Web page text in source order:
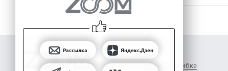
Сообщить об ошибке
Рассылка Яндекс.Дзен